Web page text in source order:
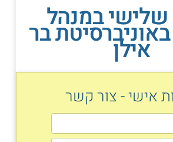
במנהלבר אילן
אישי - צור קשר